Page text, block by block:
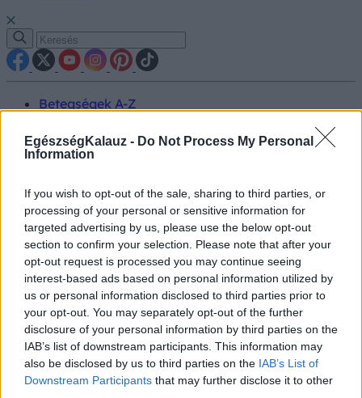
EgészségKalauz - Do Not Process My Personal
Information
If you wish to opt-out of the sale, sharing to third parties, or
processing of your personal or sensitive information for
targeted advertising by us, please use the below opt-out
section to confirm your selection. Please note that after your
opt-out request is processed you may continue seeing
interest-based ads based on personal information utilized by
us or personal information disclosed to third parties prior to
your opt-out. You may separately opt-out of the further
disclosure of your personal information by third parties on the
IAB’s list of downstream participants. This information may
also be disclosed by us to third parties on the IAB’s List of
Downstream Participants that may further disclose it to other
Betegségek A-Z
Vizsgálat
Kezelés
Prevenció
Hírek
Videók
Kisállatok egészsége
#allergia #influenza#cukorbetegség
#orvosmeteorológia#vérnyomás#stroke#rákbetegség
#pajzsmirigy #reflux #ekcéma #herpesz
Regisztráció